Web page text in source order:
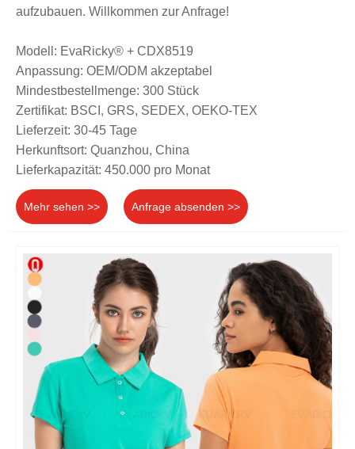
aufzubauen. Willkommen zur Anfrage!
Modell: EvaRicky® + CDX8519
Anpassung: OEM/ODM akzeptabel
Mindestbestellmenge: 300 Stück
Zertifikat: BSCI, GRS, SEDEX, OEKO-TEX
Lieferzeit: 30-45 Tage
Herkunftsort: Quanzhou, China
Lieferkapazität: 450.000 pro Monat
Mehr sehen >> Anfrage absenden >>